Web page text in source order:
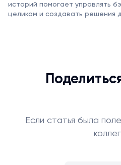
историй помогает управлять
целиком и создавать решения
Если статья была